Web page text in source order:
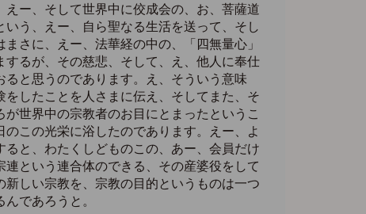
ー、そして世界中に佼成会の、お、菩薩道
う、えー、自ら聖なる生活を送って、そし
さに、えー、法華経の中の、「四無量心」
るが、その慈悲、そして、え、他人に奉仕
と思うのであります。え、そういう意味
したことを人さまに伝え、そしてまた、そ
世界中の宗教者のお目にとまったというこ
この光栄に浴したのであります。えー、よ
と、わたくしどものこの、あー、会員だけ
という連合体のできる、その産婆役をして
しい宗教を、宗教の目的というものは一つ
であろうと。